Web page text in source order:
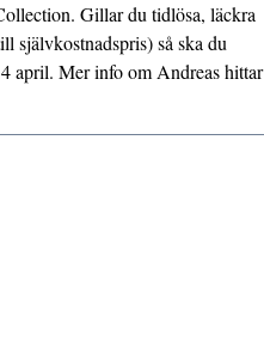
Gillar du tidlösa, läckra
självkostnadspris) så ska du
april. Mer info om Andreas hittar